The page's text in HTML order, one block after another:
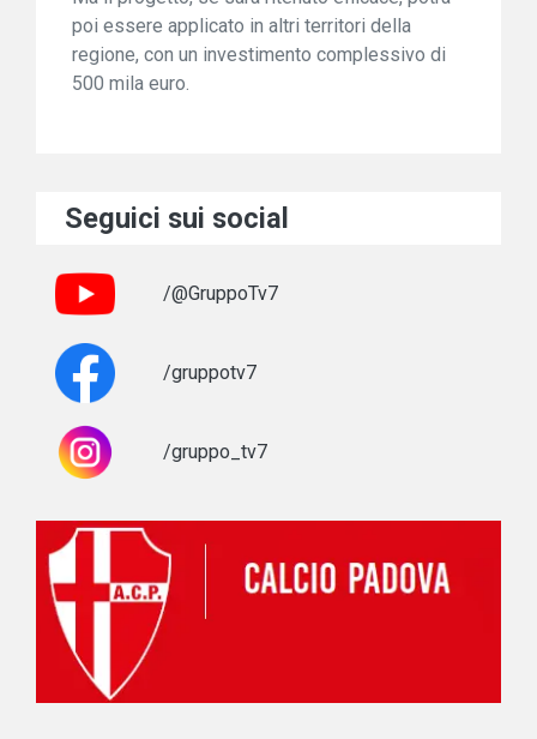
poi essere applicato in altri territori della
regione, con un investimento complessivo di
500 mila euro.
Seguici sui social
/@GruppoTv7
/gruppotv7
/gruppo_tv7